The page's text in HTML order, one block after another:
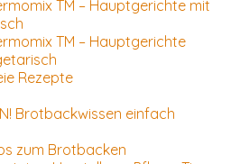
TM – Hauptgerichte mit
TM – Hauptgerichte
Rezepte
Brotbackwissen einfach
zum Brotbacken